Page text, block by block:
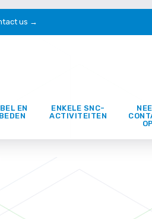
us →
EN
ENKELE SNC-
ACTIVITEITEN
OP